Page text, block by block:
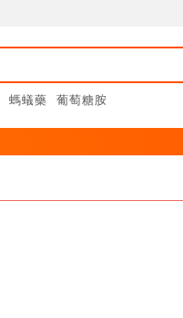
螞蟻藥 葡萄糖胺